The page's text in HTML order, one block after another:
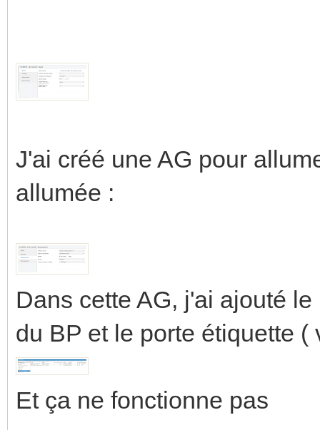
J'ai créé une AG pour
allumée :
Dans cette AG, j'ai ajouté
du BP et le porte étiquette (
Et ça ne fonctionne pas